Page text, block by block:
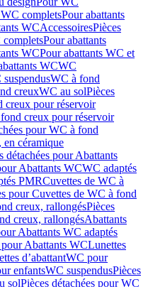
completsPour abattants
WCAccessoiresPièces
Pour abattants
WCPour abattants WC et
WCWC
suspendusWC à fond
creuxWC au solPièces
creux pour réservoir
creux pour réservoir
pour WC à fond
en céramique
détachées pour Abattants
Abattants WCWC adaptés
PMRCuvettes de WC à
pour Cuvettes de WC à fond
creux, rallongésPièces
creux, rallongésAbattants
Abattants WC adaptés
pour Abattants WCLunettes
d’abattantWC pour
enfantsWC suspendusPièces
solPièces détachées pour WC